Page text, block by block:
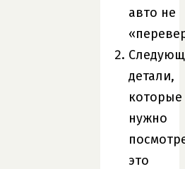
авто не
детали,
которые
нужно
это